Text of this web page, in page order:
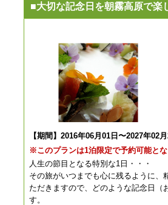
■大切な記念日を朝霧高原で楽
【期間】2016年06月01日〜2027年02月
※このプランは1泊限定で予約可能とな
人生の節目となる特別な1日・・・
その旅がいつまでも心に残るように
ただきますので、どのような記念日（
す。